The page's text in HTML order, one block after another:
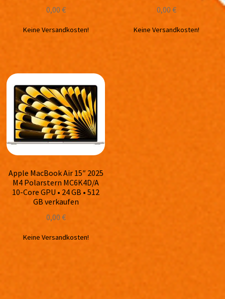
0,00 €
Keine Versandkosten!
0,00 €
Keine Versandkosten!
Apple MacBook Air 15″ 2025
M4 Polarstern MC6K4D/A
10-Core GPU • 24 GB • 512
GB verkaufen
0,00 €
Keine Versandkosten!